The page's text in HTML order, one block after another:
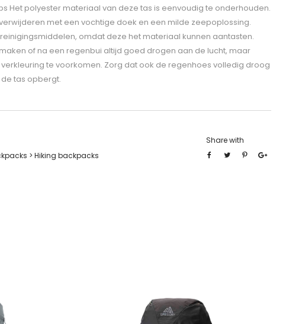
Het polyester materiaal van deze tas is eenvoudig te onderhouden.
met een vochtige doek en een milde zeepoplossing.
omdat deze het materiaal kunnen aantasten.
of na een regenbui altijd goed drogen aan de lucht, maar
te voorkomen. Zorg dat ook de regenhoes volledig droog
tas opbergt.
> Hiking backpacks
Share with